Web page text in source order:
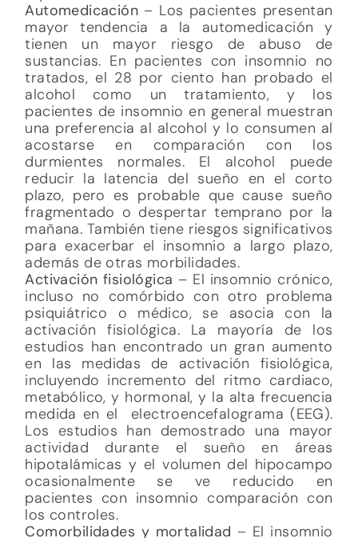
Automedicación– Los pacientes presentan
mayor tendencia a la automedicación y
tienen un mayor riesgo de abuso de
sustancias. En pacientes con insomnio no
tratados, el 28 por ciento han probado el
alcohol como un tratamiento, y los
pacientes de insomnio en general muestran
una preferencia al alcohol y lo consumen al
acostarse en comparación con los
durmientes normales. El alcohol puede
reducir la latencia del sueño en el corto
plazo, pero es probable que cause sueño
fragmentado o despertar temprano por la
mañana. También tiene riesgos significativos
para exacerbar el insomnio a largo plazo,
además de otras morbilidades.
Activación fisiológica – El insomnio crónico,
incluso no comórbido con otro problema
psiquiátrico o médico, se asocia con la
activación fisiológica. La mayoría de los
estudios han encontrado un gran aumento
en las medidas de activación fisiológica,
incluyendo incremento del ritmo cardiaco,
metabólico, y hormonal, y la alta frecuencia
medida en el electroencefalograma (EEG).
Los estudios han demostrado una mayor
actividad durante el sueño en áreas
hipotalámicas y el volumen del hipocampo
ocasionalmente se ve reducido en
pacientes con insomnio comparación con
los controles.
Comorbilidades y mortalidad – El insomnio